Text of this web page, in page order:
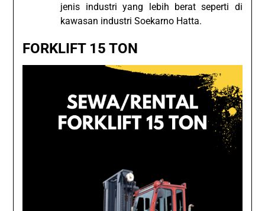
jenis industri yang lebih berat seperti di
kawasan industri Soekarno Hatta.
FORKLIFT 15 TON